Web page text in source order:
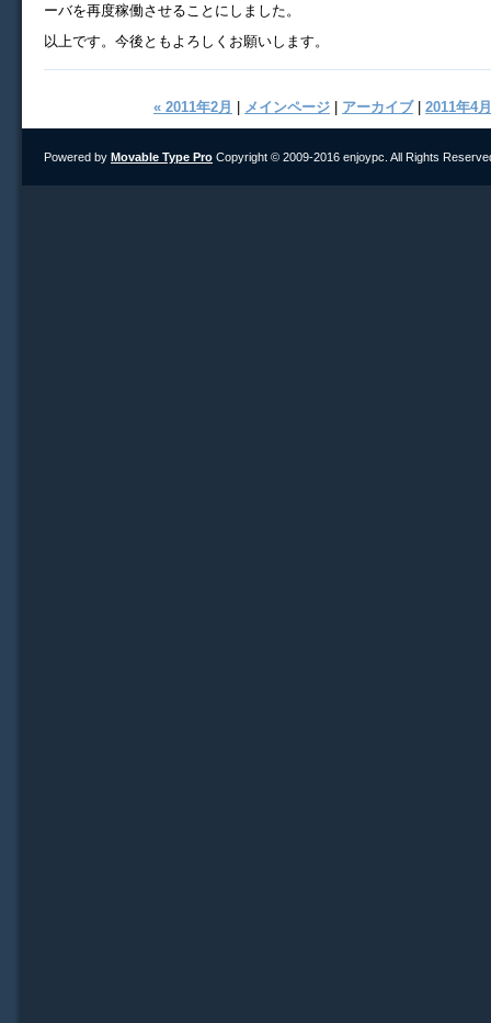
ーバを再度稼働させることにしました。
以上です。今後ともよろしくお願いします。
« 2011年2月 メインページ アーカイブ| 2011年4
Powered by Movable Type Pro Copyright © 2009-2016 enjoypc. All Rights